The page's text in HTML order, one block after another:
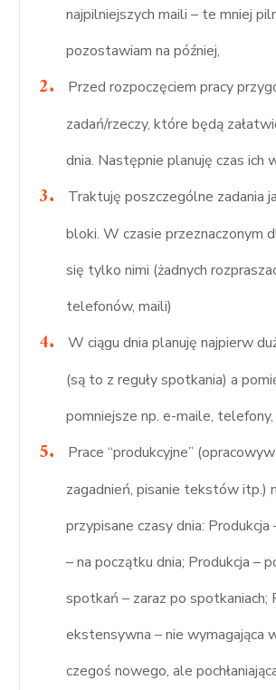
najpilniejszych maili – te mniej
pozostawiam na później,
Przed rozpoczęciem pracy
zadań/rzeczy, które będą
dnia. Następnie planuję czas ich
Traktuję poszczególne zadania
bloki. W czasie przeznaczonym
się tylko nimi (żadnych
telefonów, maili)
W ciągu dnia planuję najpierw
(są to z reguły spotkania) a
pomniejsze np. e-maile, telefony,
Prace “produkcyjne”
zagadnień, pisanie tekstów itp.)
przypisane czasy dnia:
– na początku dnia; Produkcja –
spotkań – zaraz po spotkaniach;
ekstensywna – nie wymagająca
czegoś nowego, ale